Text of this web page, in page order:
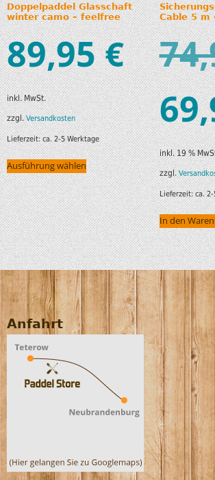
Doppelpaddel Glasschaft
winter camo – feelfree
89,95€
inkl. MwSt.
zzgl.Versandkosten
Lieferzeit:ca. 2-5 Werktage
Ausführung wählen
Cable 5 m
inkl. 19 %
zzgl.
Lieferzeit:ca.
In den
Anfahrt